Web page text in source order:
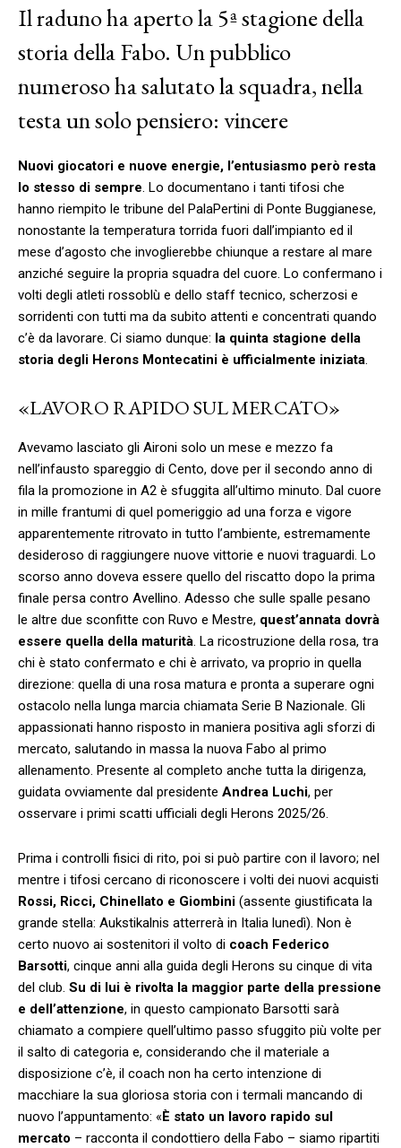
Il raduno ha aperto la 5ª stagione della
storia della Fabo. Un pubblico
numeroso ha salutato la squadra, nella
testa un solo pensiero: vincere
Nuovi giocatori e nuove energie, l’entusiasmo però resta
lo stesso di sempre. Lo documentano i tanti tifosi che
hanno riempito le tribune del PalaPertini di Ponte Buggianese,
nonostante la temperatura torrida fuori dall’impianto ed il
mese d’agosto che invoglierebbe chiunque a restare al mare
anziché seguire la propria squadra del cuore. Lo confermano i
volti degli atleti rossoblù e dello staff tecnico, scherzosi e
sorridenti con tutti ma da subito attenti e concentrati quando
c’è da lavorare. Ci siamo dunque: la quinta stagione della
storia degli Herons Montecatini è ufficialmente iniziata.
«LAVORO RAPIDO SUL MERCATO»
Avevamo lasciato gli Aironi solo un mese e mezzo fa
nell’infausto spareggio di Cento, dove per il secondo anno di
fila la promozione in A2 è sfuggita all’ultimo minuto. Dal cuore
in mille frantumi di quel pomeriggio ad una forza e vigore
apparentemente ritrovato in tutto l’ambiente, estremamente
desideroso di raggiungere nuove vittorie e nuovi traguardi. Lo
scorso anno doveva essere quello del riscatto dopo la prima
finale persa contro Avellino. Adesso che sulle spalle pesano
le altre due sconfitte con Ruvo e Mestre, quest’annata dovrà
essere quella della maturità. La ricostruzione della rosa, tra
chi è stato confermato e chi è arrivato, va proprio in quella
direzione: quella di una rosa matura e pronta a superare ogni
ostacolo nella lunga marcia chiamata Serie B Nazionale. Gli
appassionati hanno risposto in maniera positiva agli sforzi di
mercato, salutando in massa la nuova Fabo al primo
allenamento. Presente al completo anche tutta la dirigenza,
guidata ovviamente dal presidente Andrea Luchi, per
osservare i primi scatti ufficiali degli Herons 2025/26.
Prima i controlli fisici di rito, poi si può partire con il lavoro; nel
mentre i tifosi cercano di riconoscere i volti dei nuovi acquisti
Rossi, Ricci, Chinellato e Giombini (assente giustificata la
grande stella: Aukstikalnis atterrerà in Italia lunedì). Non è
certo nuovo ai sostenitori il volto di coach Federico
Barsotti, cinque anni alla guida degli Herons su cinque di vita
del club. Su di lui è rivolta la maggior parte della pressione
e dell’attenzione, in questo campionato Barsotti sarà
chiamato a compiere quell’ultimo passo sfuggito più volte per
il salto di categoria e, considerando che il materiale a
disposizione c’è, il coach non ha certo intenzione di
macchiare la sua gloriosa storia con i termali mancando di
nuovo l’appuntamento: «È stato un lavoro rapido sul
mercato – racconta il condottiero della Fabo – siamo ripartiti